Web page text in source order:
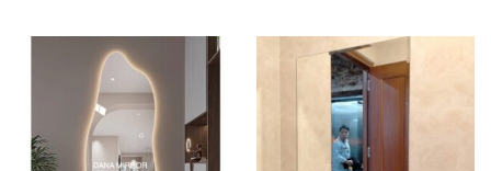
Mã SP:
Tình Trạng:
Còn hàng
Mã SP:
Tình Trạng:
Còn hàng